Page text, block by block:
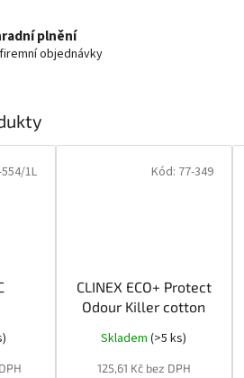
plnění
objednávky
1L
CLINEX ECO+ Protect
Odour Killer cotton
Skladem(>5 ks)
125,61 Kč bez DPH
Kód: 77-349